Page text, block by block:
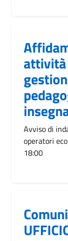
Avviso di
operatori
18:00